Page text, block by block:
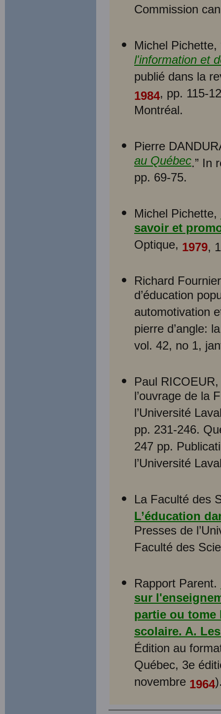
Commission
Michel Pichette,
l'information et
publié dans la
1984, pp. 115-
Montréal.
Pierre
au Québec.” In
pp. 69-75.
Michel Pichette,
savoir et
Optique, 1979,
Richard
d’éducation
automotivation
pierre d’angle:
vol. 42, no 1,
Paul RICOEUR,
l’ouvrage de la
l’Université
pp. 231-246.
247 pp.
l’Université
La Faculté des
L’éducation
Presses de
Faculté des
Rapport Parent.
sur
partie ou
scolaire. A.
Édition au
Québec, 3e
novembre 1964